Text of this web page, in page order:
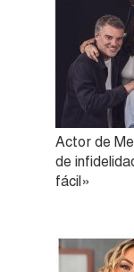
Actor de
de
fácil»